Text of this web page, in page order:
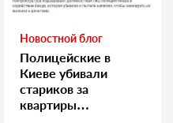
Новостной блог
Полицейские в
Киеве убивали
стариков за
квартиры…